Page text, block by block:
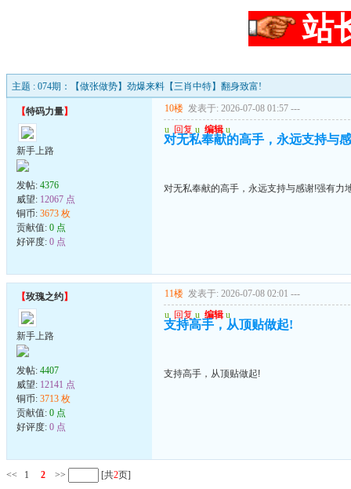
站
主题 : 074期：【做张做势】劲爆来料【三肖中特】翻身致富!
【特码力量】
新手上路
发帖: 4376
威望: 12067 点
铜币: 3673 枚
贡献值: 0 点
好评度: 0 点
10楼 发表于: 2026-07-08 01:57 ---
u 回复 u 编辑 u
对无私奉献的高手，永远支持与
对无私奉献的高手，永远支持与感谢!强有力
【玫瑰之约】
新手上路
发帖: 4407
威望: 12141 点
铜币: 3713 枚
贡献值: 0 点
好评度: 0 点
11楼 发表于: 2026-07-08 02:01 ---
u 回复 u 编辑 u
支持高手，从顶贴做起!
支持高手，从顶贴做起!
<< 1 2 >> [共2页]